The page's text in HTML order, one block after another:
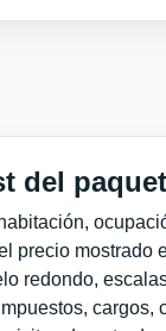
del
precio mostrado
redondo,
cargos,